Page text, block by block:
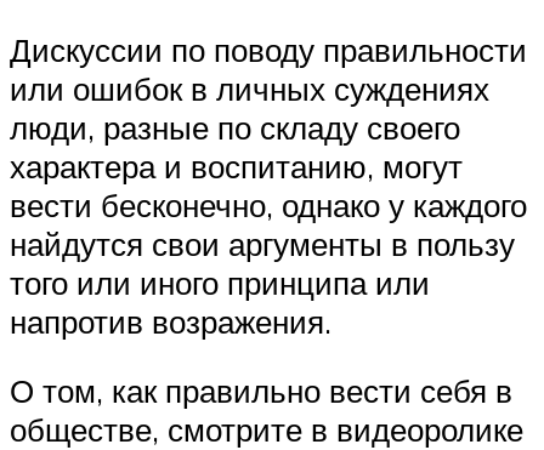
Дискуссии по поводу правильности
или ошибок в личных суждениях
люди, разные по складу своего
характера и воспитанию, могут
вести бесконечно, однако у каждого
найдутся свои аргументы в пользу
того или иного принципа или
напротив возражения.
О том, как правильно вести себя в
обществе, смотрите в видеоролике